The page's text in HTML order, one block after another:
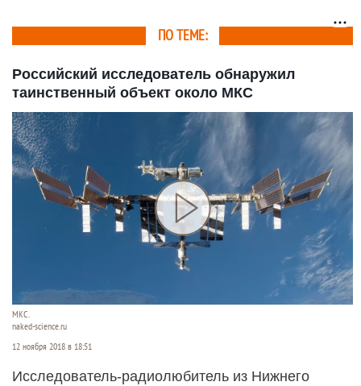
ПО ТЕМЕ:
Российский исследователь обнаружил
таинственный объект около МКС
МКС.
naked-science.ru
12 ноября 2018 в 18:51
Исследователь-радиолюбитель из Нижнего